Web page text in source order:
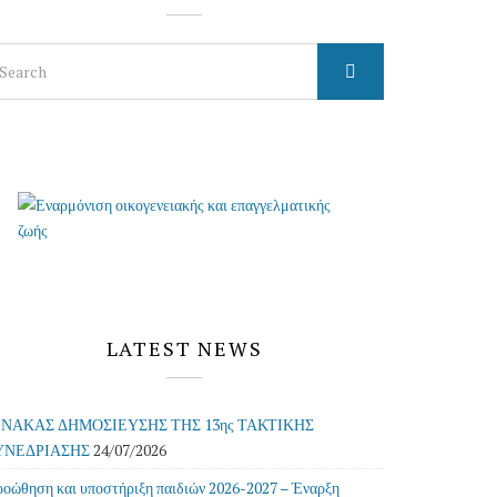
LATEST NEWS
ΔΗΜΟΣΙΕΥΣΗΣ ΤΗΣ 13ης ΤΑΚΤΙΚΗΣ
24/07/2026
και υποστήριξη παιδιών 2026-2027 – Έναρξη